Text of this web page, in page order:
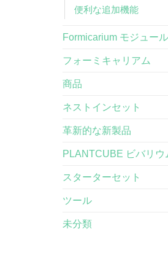
便利な追加機能
Formicarium モジュール
フォーミキャリアム
商品
ネストインセット
革新的な新製品
PLANTCUBE ビバリウ
スターターセット
ツール
未分類